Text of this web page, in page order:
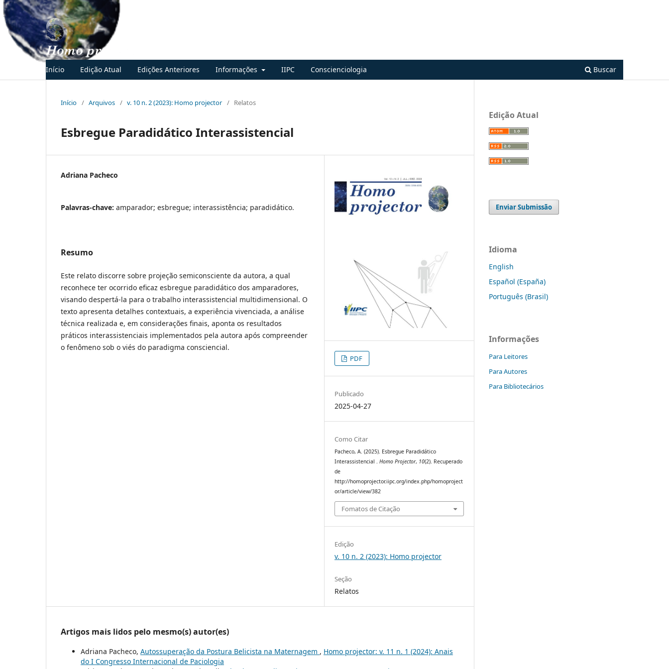
Início Edição Atual Edições Anteriores Informações IIPC Conscienciologia Buscar
Início / Arquivos / v. 10 n. 2 (2023): Homo projector / Relatos
Esbregue Paradidático Interassistencial
Adriana Pacheco
Palavras-chave: amparador; esbregue; interassistência; paradidático.
Resumo
Este relato discorre sobre projeção semiconsciente da autora, a qual
reconhece ter ocorrido eficaz esbregue paradidático dos amparadores,
visando despertá-la para o trabalho interassistencial multidimensional. O
texto apresenta detalhes contextuais, a experiência vivenciada, a análise
técnica realizada e, em considerações finais, aponta os resultados
práticos interassistenciais implementados pela autora após compreender
o fenômeno sob o viés do paradigma consciencial.
PDF
Publicado
2025-04-27
Como Citar
Pacheco, A. (2025). Esbregue Paradidático
Interassistencial .Homo Projector, 10(2). Recuperado
de
http://homoprojector.iipc.org/index.php/homoproject
or/article/view/382
Fomatos de Citação
Edição
v. 10 n. 2 (2023): Homo projector
Seção
Relatos
Artigos mais lidos pelo mesmo(s) autor(es)
Adriana Pacheco, Autossuperação da Postura Belicista na Maternagem , Homo projector: v. 11 n. 1 (2024): Anais
do I Congresso Internacional de Paciologia
Edição Atual
Enviar Submissão
Idioma
English
Español (España)
Português (Brasil)
Informações
Para Leitores
Para Autores
Para Bibliotecários